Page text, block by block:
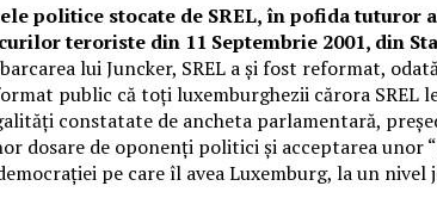
politice stocate de SREL, în pofida tuturor
teroriste din 11 Septembrie 2001, din
lui Juncker, SREL a și fost reformat,
public că toți luxemburghezii cărora SREL
constatate de ancheta parlamentară,
de oponenți politici și acceptarea unor
pe care îl avea Luxemburg, la un nivel